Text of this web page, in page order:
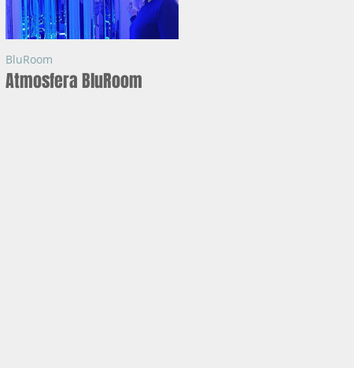
Atmosfera BluRoom
BluRoom